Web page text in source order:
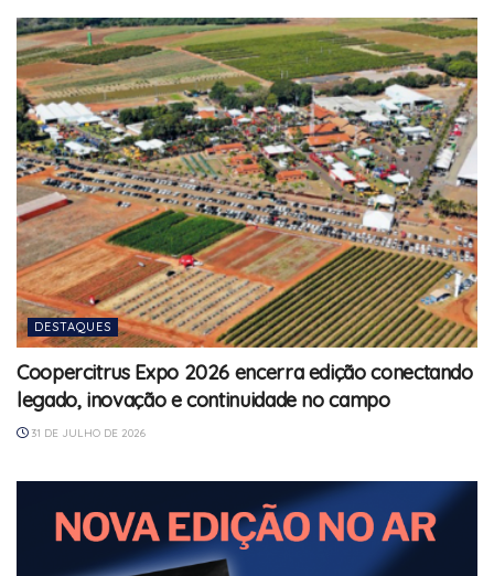
DESTAQUES
Coopercitrus Expo 2026 encerra edição conectando
legado, inovação e continuidade no campo
31 DE JULHO DE 2026